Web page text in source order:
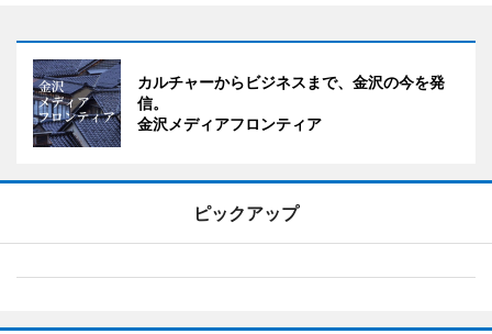
カルチャーからビジネスまで、金沢の今を発
信。
金沢メディアフロンティア
ピックアップ